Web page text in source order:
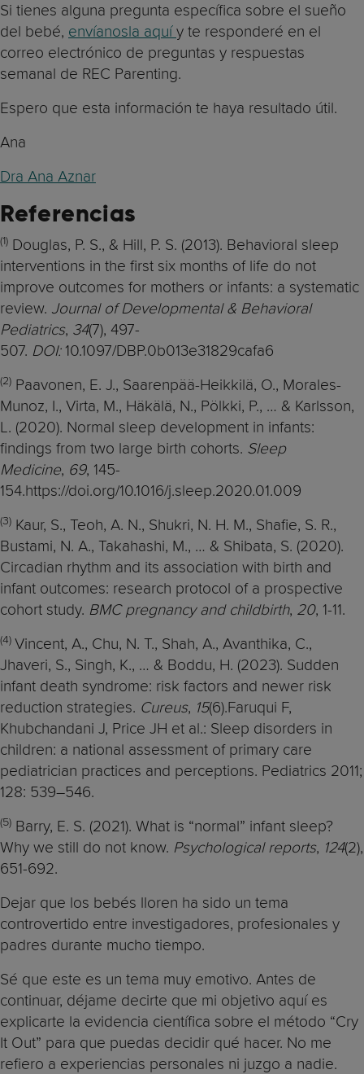
Si tienes alguna pregunta específica sobre el sueño
del bebé, envíanosla aquíy te responderé en el
correo electrónico de preguntas y respuestas
semanal de REC Parenting.
Espero que esta información te haya resultado útil.
Ana
Dra Ana Aznar
Referencias
(1) Douglas, P. S., & Hill, P. S. (2013). Behavioral sleep
interventions in the first six months of life do not
improve outcomes for mothers or infants: a systematic
review. Journal of Developmental & Behavioral
Pediatrics, 34(7), 497-
507. DOI: 10.1097/DBP.0b013e31829cafa6
(2) Paavonen, E. J., Saarenpää-Heikkilä, O., Morales-
Munoz, I., Virta, M., Häkälä, N., Pölkki, P., … & Karlsson,
L. (2020). Normal sleep development in infants:
findings from two large birth cohorts. Sleep
Medicine, 69, 145-
154.https://doi.org/10.1016/j.sleep.2020.01.009
(3) Kaur, S., Teoh, A. N., Shukri, N. H. M., Shafie, S. R.,
Bustami, N. A., Takahashi, M., … & Shibata, S. (2020).
Circadian rhythm and its association with birth and
infant outcomes: research protocol of a prospective
cohort study. BMC pregnancy and childbirth, 20, 1-11.
(4) Vincent, A., Chu, N. T., Shah, A., Avanthika, C.,
Jhaveri, S., Singh, K., … & Boddu, H. (2023). Sudden
infant death syndrome: risk factors and newer risk
reduction strategies. Cureus, 15(6).Faruqui F,
Khubchandani J, Price JH et al.: Sleep disorders in
children: a national assessment of primary care
pediatrician practices and perceptions. Pediatrics 2011;
128: 539–546.
(5) Barry, E. S. (2021). What is “normal” infant sleep?
Why we still do not know. Psychological reports, 124(2),
651-692.
Dejar que los bebés lloren ha sido un tema
controvertido entre investigadores, profesionales y
padres durante mucho tiempo.
Sé que este es un tema muy emotivo. Antes de
continuar, déjame decirte que mi objetivo aquí es
explicarte la evidencia científica sobre el método “Cry
It Out” para que puedas decidir qué hacer. No me
refiero a experiencias personales ni juzgo a nadie.